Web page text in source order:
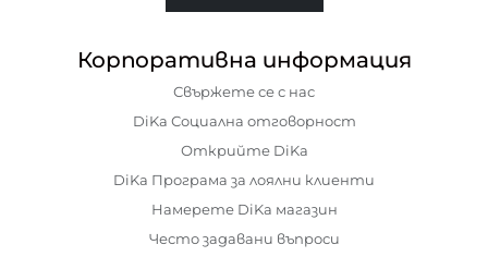
Корпоративна информация
Свържете се с нас
DiKa Социална отговорност
Открийте DiKa
DiKa Програма за лоялни клиенти
Намерете DiKa магазин
Често задавани въпроси